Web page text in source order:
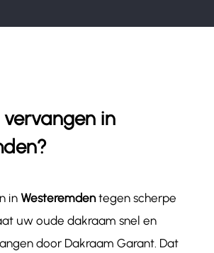
in
in Westeremdentegen scherpe
uw oude dakraam snel en
door Dakraam Garant. Dat